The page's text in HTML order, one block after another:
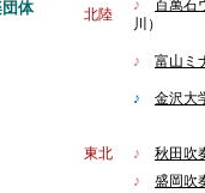
体 北陸
♪ 百萬石
川）
♪ 富山ミ
♪ 金沢大
東北 ♪
秋田吹
♪ 盛岡吹